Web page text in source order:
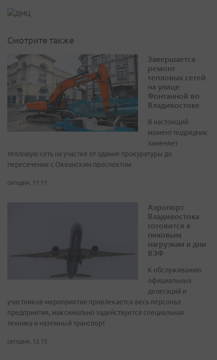
Смотрите также
Завершается
ремонт
тепловых сетей
на улице
Фонтанной во
Владивостоке
В настоящий
момент подрядчик
заменяет
тепловую сеть на участке от здания прокуратуры до
пересечения с Океанским проспектом
сегодня, 11:11
Аэропорт
Владивостока
готовится к
пиковым
нагрузкам в дни
ВЭФ
К обслуживанию
официальных
делегаций и
участников мероприятия привлекается весь персонал
предприятия, максимально задействуется специальная
техника и наземный транспорт
сегодня, 12:15